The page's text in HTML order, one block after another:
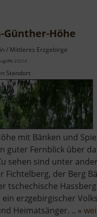
Günther-Höhe
/ Mittleres Erzgebirge
23214
Standort
mit Bänken und
guter Fernblick über
sehen sind unter
Fichtelberg, der Berg
tschechische
erzgebirgischer
Heimatsänger. .. »